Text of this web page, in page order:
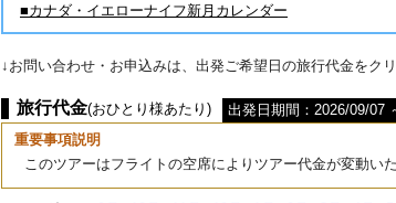
■カナダ・イエローナイフ新月カレンダー
↓お問い合わせ・お申込みは、出発ご希望日の旅行代金をク
旅行代金(おひとり様あたり)
出発日期間：2026/09/07
重要事項説明
このツアーはフライトの空席によりツアー代金が変動い